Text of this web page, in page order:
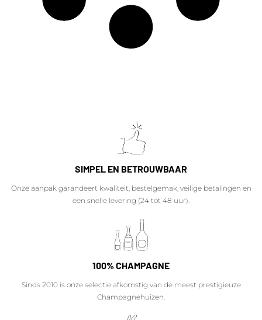
SIMPEL EN BETROUWBAAR
Onze aanpak garandeert kwaliteit, bestelgemak, veilige betalingen en
een snelle levering (24 tot 48 uur).
100% CHAMPAGNE
Sinds 2010 is onze selectie afkomstig van de meest prestigieuze
Champagnehuizen.